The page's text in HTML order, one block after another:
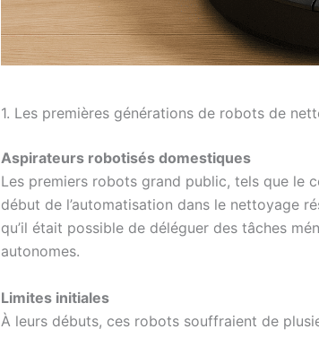
1. Les premières générations de robots de
Aspirateurs robotisés domestiques
Les premiers robots grand public, tels que le
début de l’automatisation dans le nettoyage
qu’il était possible de déléguer des tâches
autonomes.
Limites initiales
À leurs débuts, ces robots souffraient de